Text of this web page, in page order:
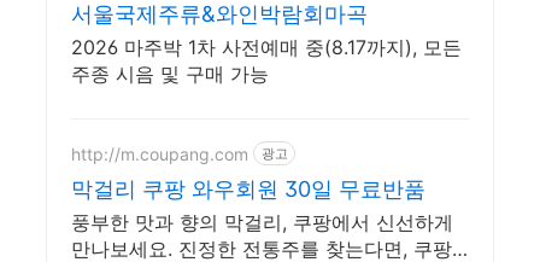
서울국제주류&와인박람회마곡
2026 마주박 1차 사전예매 중(8.17까지), 모든
주종 시음 및 구매 가능
http://m.coupang.com 광고
막걸리 쿠팡 와우회원 30일 무료반품
풍부한 맛과 향의 막걸리, 쿠팡에서 신선하게
만나보세요. 진정한 전통주를 찾는다면, 쿠팡